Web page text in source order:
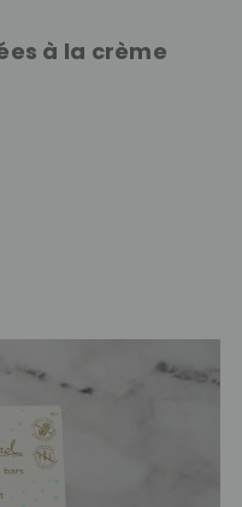
à la crème